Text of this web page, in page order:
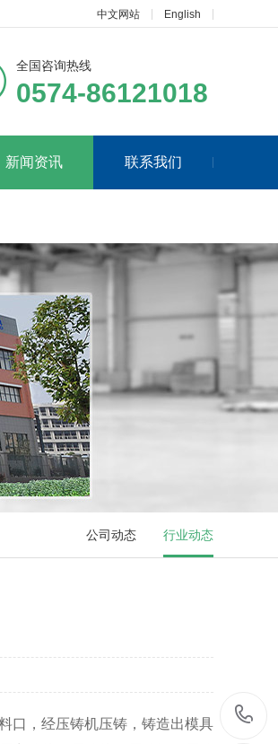
中文网站 English
全国咨询热线
0574-86121018
新闻资讯 联系我们
公司动态 行业动态
口，经压铸机压铸，铸造出模具